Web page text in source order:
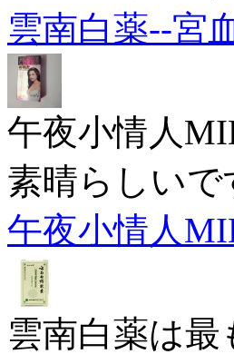
雲南白薬--宮
午夜小情人
素晴らしいで
午夜小情人
雲南白薬は